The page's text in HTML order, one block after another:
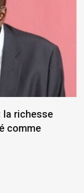
la richesse
comme